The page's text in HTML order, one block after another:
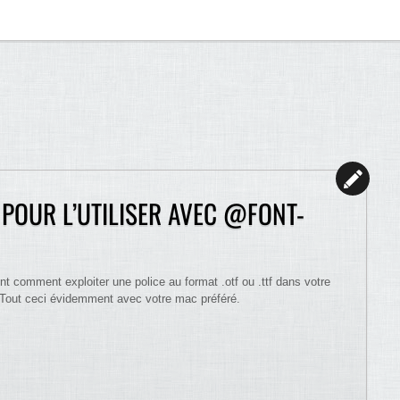
L’UTILISER AVEC @FONT-
comment exploiter une police au format .otf ou .ttf dans votre
ceci évidemment avec votre mac préféré.